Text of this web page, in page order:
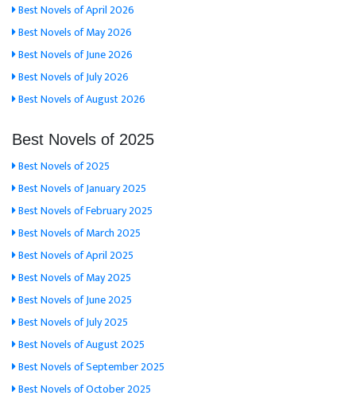
Best Novels of April 2026
Best Novels of May 2026
Best Novels of June 2026
Best Novels of July 2026
Best Novels of August 2026
Best Novels of 2025
Best Novels of 2025
Best Novels of January 2025
Best Novels of February 2025
Best Novels of March 2025
Best Novels of April 2025
Best Novels of May 2025
Best Novels of June 2025
Best Novels of July 2025
Best Novels of August 2025
Best Novels of September 2025
Best Novels of October 2025